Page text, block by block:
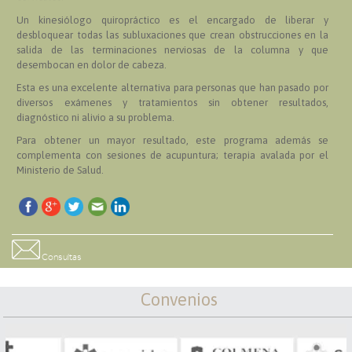
Un kinesiólogo quiropráctico es el encargado de liberar y
desbloquear todas las subluxaciones que crean obstrucciones en la
salida de las terminaciones nerviosas de la columna y que
desembocan en dolor de cabeza.
Esta es una excelente alternativa para personas que han pasado por
diversos exámenes y tratamientos sin obtener resultados,
diagnóstico ni alivio a su problema.
Para obtener un mayor resultado, este programa además se
complementa con sesiones de acupuntura; terapia avalada por el
Ministerio de Salud.
Consultas
Convenios